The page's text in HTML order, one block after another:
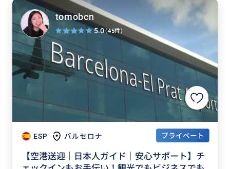
ESP バルセロナ プライベート
【空港送迎｜日本人ガイド｜安心サポート】チ
tomobcn
5.0(45件)